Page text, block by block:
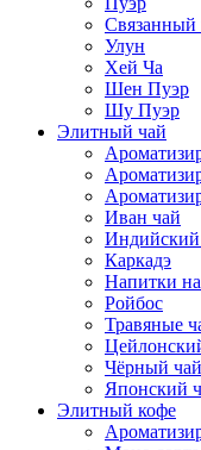
Связанный
Улун
Хей Ча
Шен Пуэр
Шу Пуэр
Элитный чай
Иван чай
Индийский
Каркадэ
Напитки
Ройбос
Травяные
Чёрный чай
Японский
Элитный кофе